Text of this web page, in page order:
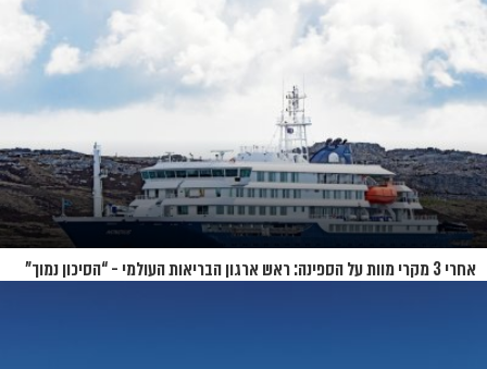
אחרי 3 מקרי מוות על הספינה: ראש ארגון הבריאות העולמי - “הסיכון נמוך”